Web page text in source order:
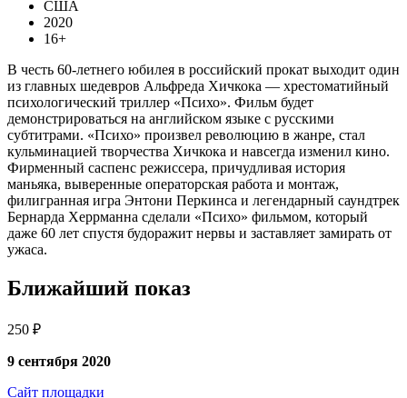
США
2020
16+
В честь 60-летнего юбилея в российский прокат выходит один
из главных шедевров Альфреда Хичкока — хрестоматийный
психологический триллер «Психо». Фильм будет
демонстрироваться на английском языке с русскими
субтитрами. «Психо» произвел революцию в жанре, стал
кульминацией творчества Хичкока и навсегда изменил кино.
Фирменный саспенс режиссера, причудливая история
маньяка, выверенные операторская работа и монтаж,
филигранная игра Энтони Перкинса и легендарный саундтрек
Бернарда Херрманна сделали «Психо» фильмом, который
даже 60 лет спустя будоражит нервы и заставляет замирать от
ужаса.
Ближайший показ
250 ₽
9 сентября 2020
Сайт площадки